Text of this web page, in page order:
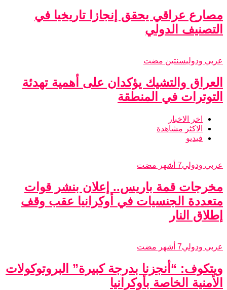
مصارع عراقي يحقق إنجازا تاريخيا في
التصنيف الدولي
عربي ودوليسنتين مضت
العراق والتشيك يؤكدان على أهمية تهدئة
التوترات في المنطقة
اخر الاخبار
الاكثر مشاهدة
فيديو
عربي ودولي7 أشهر مضت
مخرجات قمة باريس.. إعلان بنشر قوات
متعددة الجنسيات في أوكرانيا عقب وقف
إطلاق النار
عربي ودولي7 أشهر مضت
ويتكوف: “أنجزنا بدرجة كبيرة” البروتوكولات
الأمنية الخاصة بأوكرانيا